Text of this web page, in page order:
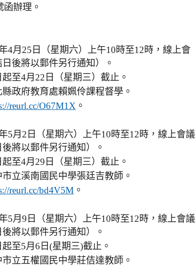
函辦理。
4月25日（星期六）上午10時至12時，線上會
後將以郵件另行通知）。
至4月22日（星期三）截止。
政府教育處賴姵伶課程督學。
reurl.cc/O67M1X 。
5月2日（星期六）上午10時至12時，線上會議
後將以郵件另行通知）。
至4月29日（星期三）截止。
立溪南國民中學張廷吉教師。
reurl.cc/bd4V5M。
5月9日（星期六）上午10時至12時，線上會議
後將以郵件另行通知）。
至5月6日(星期三)截止。
立五權國民中學莊佶達教師。